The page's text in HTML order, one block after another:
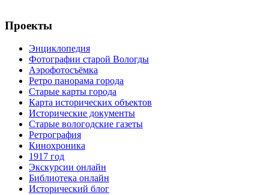
Проекты
Энциклопедия
Фотографии старой Вологды
Аэрофотосъёмка
Ретро панорама города
Старые карты города
Карта исторических объектов
Исторические документы
Старые вологодские газеты
Ретрография
Кинохроника
1917 год
Экскурсии онлайн
Библиотека онлайн
Исторический блог